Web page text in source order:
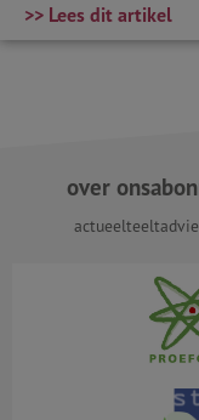
>> Lees dit artikel
over ons
actueel